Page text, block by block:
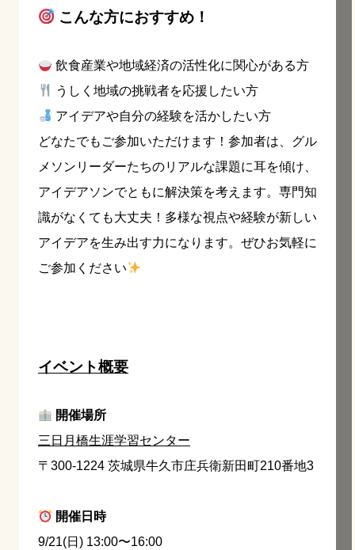
こんな方におすすめ！
飲食産業や地域経済の活性化に関心がある方
うしく地域の挑戦者を応援したい方
アイデアや自分の経験を活かしたい方
どなたでもご参加いただけます！参加者は、グル
メソンリーダーたちのリアルな課題に耳を傾け、
アイデアソンでともに解決策を考えます。専門知
識がなくても大丈夫！多様な視点や経験が新しい
アイデアを生み出す力になります。ぜひお気軽に
ご参加ください
イベント概要
開催場所
三日月橋生涯学習センター
〒300-1224 茨城県牛久市庄兵衛新田町210番地3
開催日時
9/21(日) 13:00〜16:00